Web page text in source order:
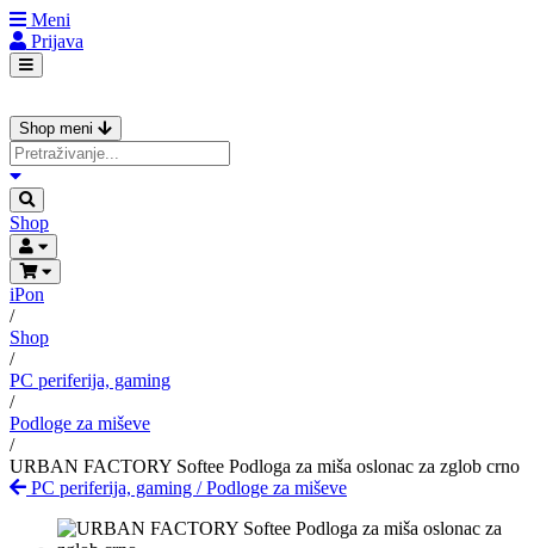
Meni
Prijava
Shop meni
Shop
iPon
/
Shop
/
PC periferija, gaming
/
Podloge za miševe
/
URBAN FACTORY Softee Podloga za miša oslonac za zglob crno
PC periferija, gaming /Podloge za miševe